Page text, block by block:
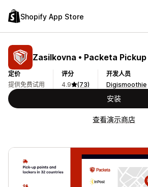
Shopify App Store
Zasilkovna • Packeta Pickup
定价
提供免费试用
评分
4.9
(73)
开发人员
Digismoothie
安装
查看演示商店